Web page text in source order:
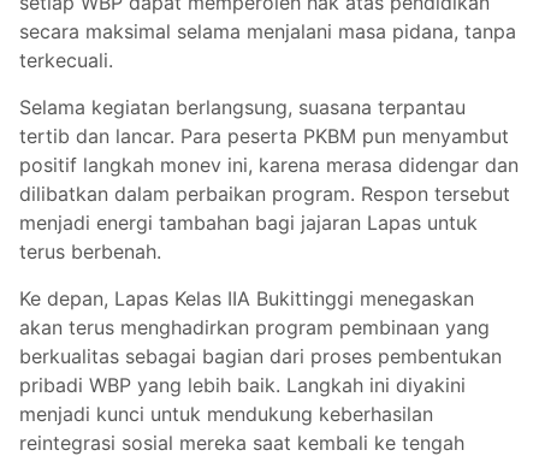
secara maksimal selama menjalani masa pidana, tanpa
terkecuali.
Selama kegiatan berlangsung, suasana terpantau
tertib dan lancar. Para peserta PKBM pun menyambut
positif langkah monev ini, karena merasa didengar dan
dilibatkan dalam perbaikan program. Respon tersebut
menjadi energi tambahan bagi jajaran Lapas untuk
terus berbenah.
Ke depan, Lapas Kelas IIA Bukittinggi menegaskan
akan terus menghadirkan program pembinaan yang
berkualitas sebagai bagian dari proses pembentukan
pribadi WBP yang lebih baik. Langkah ini diyakini
menjadi kunci untuk mendukung keberhasilan
reintegrasi sosial mereka saat kembali ke tengah